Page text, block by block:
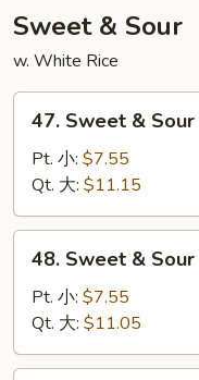
碎
Sweet & Sour
w. White Rice
Sweet
Sour
Chicken
甜
47. Sweet & Sour
Pt. 小: $7.55
Qt. 大: $11.15
Sweet
Sour
Pork
甜
48. Sweet & Sour
Pt. 小: $7.55
Qt. 大: $11.05